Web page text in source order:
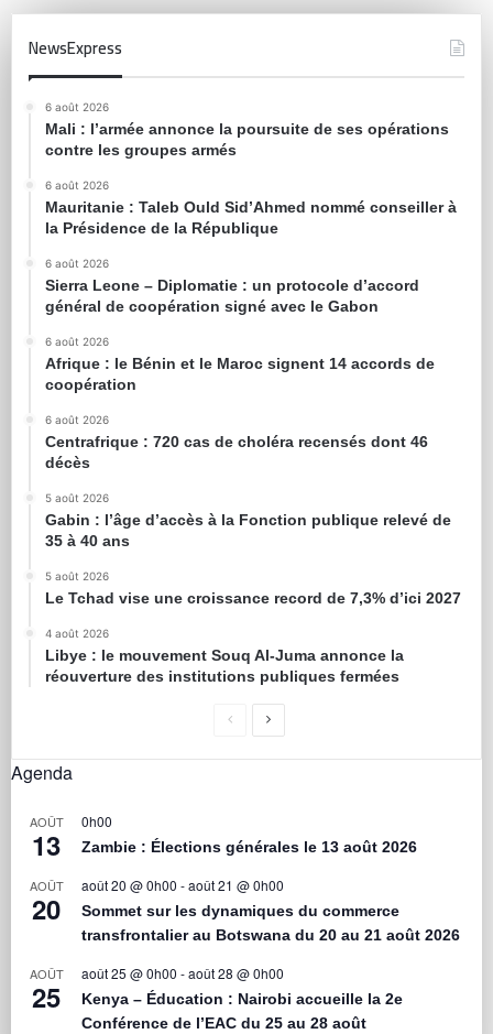
NewsExpress
6 août 2026
Mali : l’armée annonce la poursuite de ses opérations
contre les groupes armés
6 août 2026
Mauritanie : Taleb Ould Sid’Ahmed nommé conseiller à
la Présidence de la République
6 août 2026
Sierra Leone – Diplomatie : un protocole d’accord
général de coopération signé avec le Gabon
6 août 2026
Afrique : le Bénin et le Maroc signent 14 accords de
coopération
6 août 2026
Centrafrique : 720 cas de choléra recensés dont 46
décès
5 août 2026
Gabin : l’âge d’accès à la Fonction publique relevé de
35 à 40 ans
5 août 2026
Le Tchad vise une croissance record de 7,3% d’ici 2027
4 août 2026
Libye : le mouvement Souq Al-Juma annonce la
réouverture des institutions publiques fermées
Agenda
AOÛT
13
0h00
Zambie : Élections générales le 13 août 2026
AOÛT
20
août 20 @ 0h00 -août 21 @ 0h00
Sommet sur les dynamiques du commerce
transfrontalier au Botswana du 20 au 21 août 2026
AOÛT
25
août 25 @ 0h00 -août 28 @ 0h00
Kenya – Éducation : Nairobi accueille la 2e
Conférence de l’EAC du 25 au 28 août